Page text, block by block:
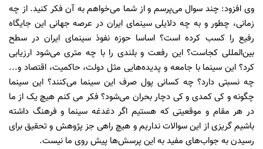
وی افزود: چند سوال می‌پرسم و از شما می‌خواهم به آن فکر کنید. از چه
زمانی، چطور و به چه دلایلی سینمای ایران در عرصه جهانی این جایگاه
رفیع را کسب کرده است؟ اساسا حوزه نفوذ سینمای ایران در سطح
بین‌المللی کجاست؟ این رفعت و بلندی را با چه متری می‌شود ارزیابی
کرد؟ این سینما با جامعه و پدیده‌هایی مثل دولت، حاکمیت، اقتصاد و...
چه نسبتی دارد؟ چه کسانی پول صرف این سینما می‌کنند؟ این سینما
چگونه و کی کمدی و کی دچار بحران می‌شود؟ فکر می کنم هیچ یک از ما
در هر مقام و موقعیتی که هستیم اگر دغدغه سینما و فرهنگ داشته
باشیم گریزی از این سوالات نداریم و هیچ راهی جز پژوهش و تحقیق برای
رسیدن به جواب‌های مفید به این پرسش‌ها پیش روی ما نیست.